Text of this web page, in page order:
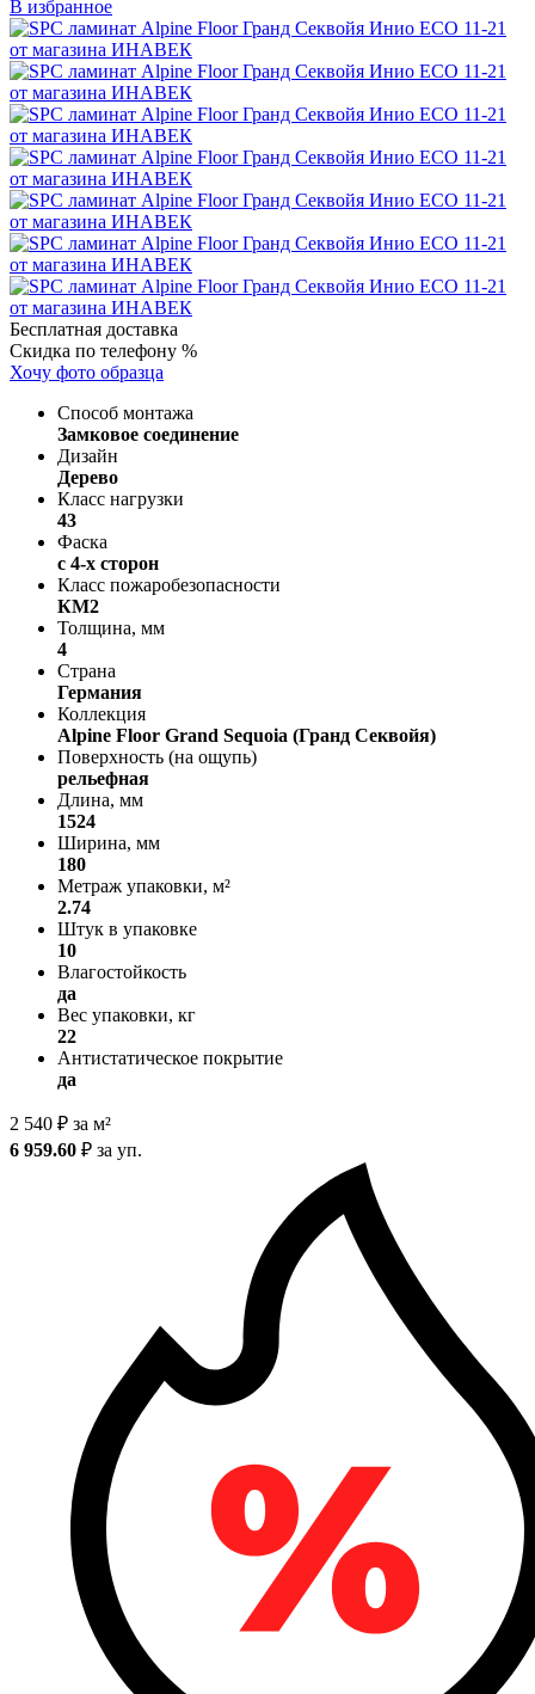
В избранное
Бесплатная доставка
Скидка по телефону %
Хочу фото образца
Способ монтажа
Замковое соединение
Дизайн
Дерево
Класс нагрузки
43
Фаска
с 4-х сторон
Класс пожаробезопасности
КМ2
Толщина, мм
4
Страна
Германия
Коллекция
Alpine Floor Grand Sequoia (Гранд Секвойя)
Поверхность (на ощупь)
рельефная
Длина, мм
1524
Ширина, мм
180
Метраж упаковки, м²
2.74
Штук в упаковке
10
Влагостойкость
да
Вес упаковки, кг
22
Антистатическое покрытие
да
2 540 ₽ за м²
6 959.60 ₽ за уп.